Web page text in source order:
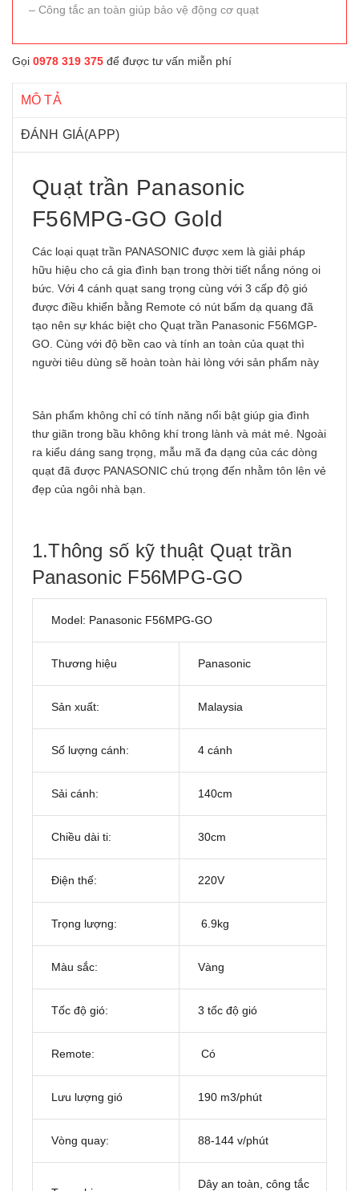
– Công tắc an toàn giúp bảo vệ động cơ quạt
Gọi 0978 319 375 để được tư vấn miễn phí
MÔ TẢ
ĐÁNH GIÁ(APP)
Quạt trần Panasonic
F56MPG-GO Gold
Các loại quạt trần PANASONIC được xem là giải pháp
hữu hiệu cho cả gia đình bạn trong thời tiết nắng nóng oi
bức. Với 4 cánh quạt sang trọng cùng với 3 cấp độ gió
được điều khiển bằng Remote có nút bấm dạ quang đã
tạo nên sự khác biệt cho Quạt trần Panasonic F56MGP-
GO . Cùng với độ bền cao và tính an toàn của quạt thì
người tiêu dùng sẽ hoàn toàn hài lòng với sản phẩm này
Sản phẩm không chỉ có tính năng nổi bật giúp gia đình
thư giãn trong bầu không khí trong lành và mát mẻ. Ngoài
ra kiểu dáng sang trọng, mẫu mã đa dạng của các dòng
quạt đã được PANASONIC chú trọng đến nhằm tôn lên vẻ
đẹp của ngôi nhà bạn.
1.Thông số kỹ thuật Quạt trần
Panasonic F56MPG-GO
Model: Panasonic F56MPG-GO
Thương hiệu Panasonic
Sản xuất: Malaysia
Số lượng cánh: 4 cánh
Sải cánh: 140cm
Chiều dài ti: 30cm
Điện thế: 220V
Trọng lượng: 6.9kg
Màu sắc: Vàng
Tốc độ gió: 3 tốc độ gió
Remote: Có
Lưu lượng gió 190 m3/phút
Vòng quay: 88-144 v/phút
Dây an toàn, công tắc